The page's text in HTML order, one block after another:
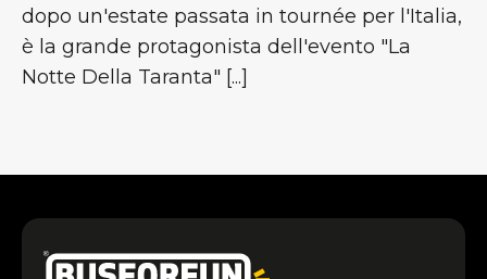
dopo un'estate passata in tournée per l'Italia,
è la grande protagonista dell'evento "La
Notte Della Taranta" [...]